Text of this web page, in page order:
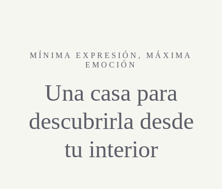
MÍNIMA EXPRESIÓN, MÁXIMA
EMOCIÓN
Una casa para
descubrirla desde
tu interior